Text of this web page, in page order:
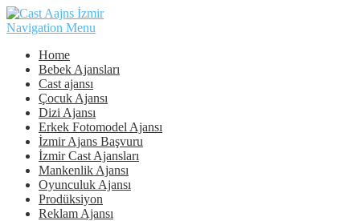
Navigation Menu
Home
Bebek Ajansları
Cast ajansı
Çocuk Ajansı
Dizi Ajansı
Erkek Fotomodel Ajansı
İzmir Ajans Başvuru
İzmir Cast Ajansları
Mankenlik Ajansı
Oyunculuk Ajansı
Prodüksiyon
Reklam Ajansı